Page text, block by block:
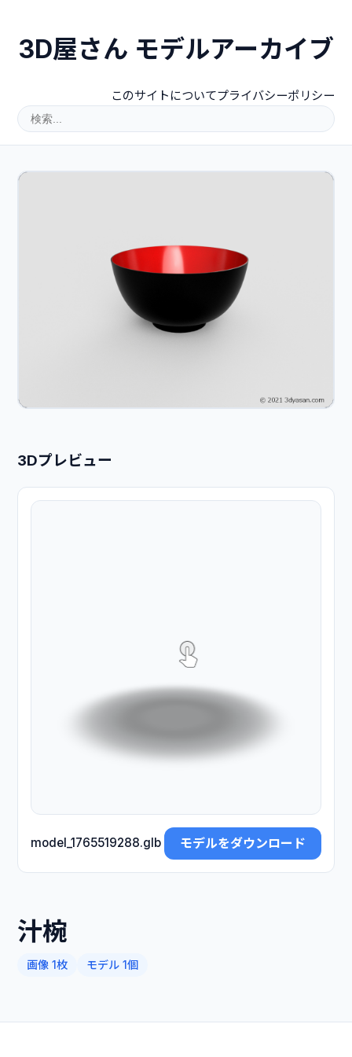
3D屋さん モデルアーカイブ
このサイトについてプライバシーポリシー
3Dプレビュー
model_1765519288.glb モデルをダウンロード
汁椀
画像 1枚 モデル 1個